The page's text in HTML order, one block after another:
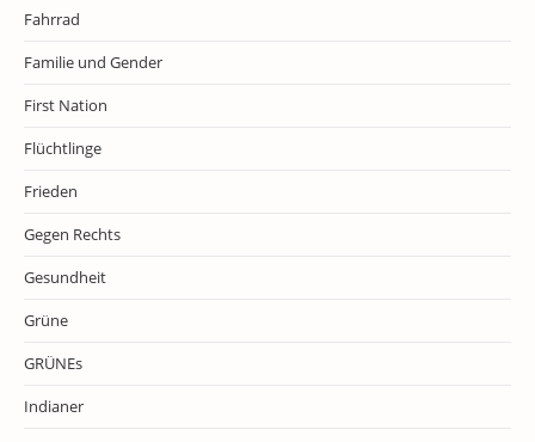
Fahrrad
Familie und Gender
First Nation
Flüchtlinge
Frieden
Gegen Rechts
Gesundheit
Grüne
GRÜNEs
Indianer